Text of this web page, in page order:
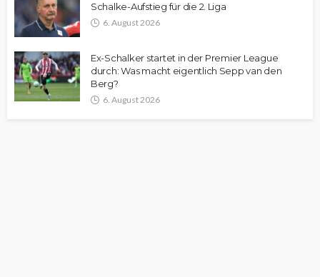
Schalke-Aufstieg für die 2. Liga
6. August 2026
Ex-Schalker startet in der Premier League
durch: Was macht eigentlich Sepp van den
Berg?
6. August 2026